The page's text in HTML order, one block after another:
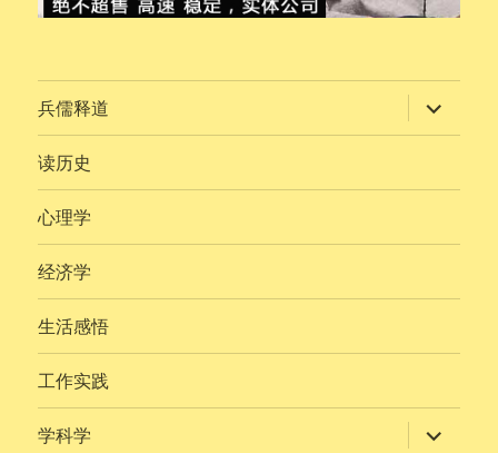
兵儒释道 展
开
子
读历史
心理学
经济学
生活感悟
工作实践
学科学 展
开